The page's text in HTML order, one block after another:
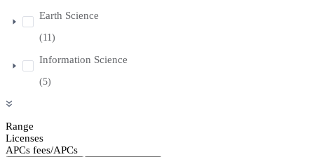
Earth Science
(11)
Information Science
(5)
Range
Licenses
APCs fees/APCs